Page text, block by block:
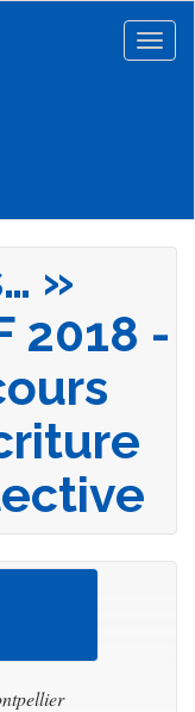
»
2018 -